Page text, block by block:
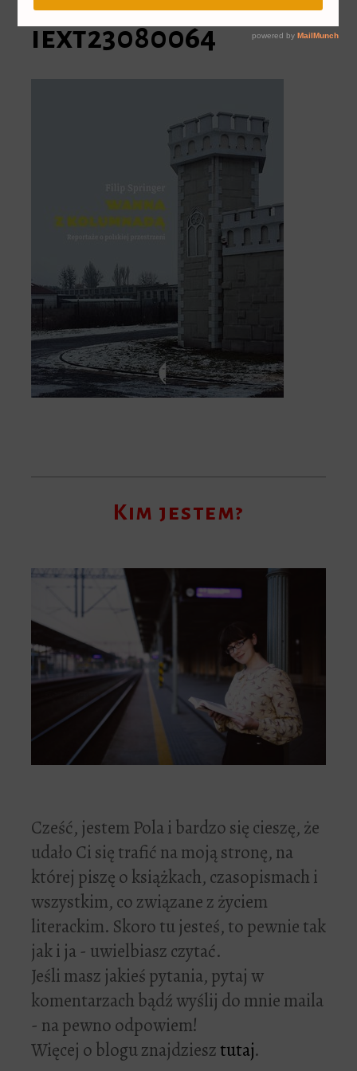
iext23080064
Kim jestem?
Cześć, jestem Pola i bardzo się cieszę, że
udało Ci się trafić na moją stronę, na
której piszę o książkach, czasopismach i
wszystkim, co związane z życiem
literackim. Skoro tu jesteś, to pewnie tak
jak i ja - uwielbiasz czytać.
Jeśli masz jakieś pytania, pytaj w
komentarzach bądź wyślij do mnie maila
- na pewno odpowiem!
Więcej o blogu znajdziesztutaj.